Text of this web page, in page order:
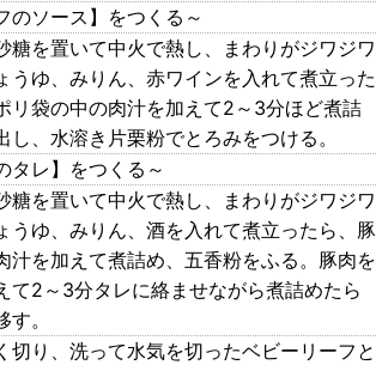
のソース】をつくる～
糖を置いて中火で熱し、まわりがジワジワ
うゆ、みりん、赤ワインを入れて煮立った
リ袋の中の肉汁を加えて2～3分ほど煮詰
し、水溶き片栗粉でとろみをつける。
タレ】をつくる～
糖を置いて中火で熱し、まわりがジワジワ
うゆ、みりん、酒を入れて煮立ったら、豚
汁を加えて煮詰め、五香粉をふる。豚肉を
て2～3分タレに絡ませながら煮詰めたら
。
切り、洗って水気を切ったベビーリーフと